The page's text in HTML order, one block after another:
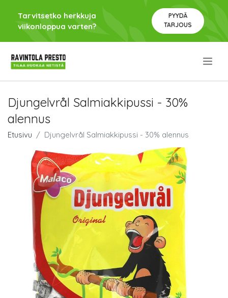
Tarvitsetko herkkuja
viikonloppua varten?
PYYDÄ
TARJOUS
Djungelvrål Salmiakkipussi - 30%
alennus
Etusivu Djungelvrål Salmiakkipussi - 30% alennus